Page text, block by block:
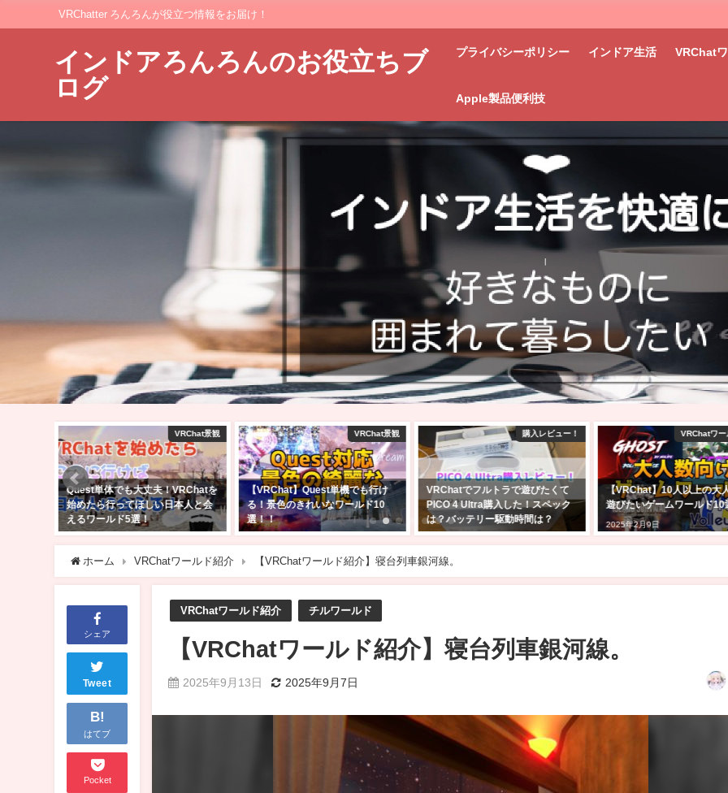
VRChatter ろんろんが役立つ情報をお届け！
インドアろんろんのお役立ちブ
ログ
プライバシーポリシー インドア生活 VRChat
Apple製品便利技
VRChat景観
【VRChat】Quest単機でも行け
る！景色のきれいなワールド10
選！！
購入レビュー！
VRChatでフルトラで遊びたくて
PICO 4 Ultra購入した！スペック
は？バッテリー駆動時間は？
VRChatワールド紹介
【VRChat】10人以上の大人数で
遊びたいゲームワールド10選！！
2025年2月9日
VRChat ワ
VRChatで自分のワールド
う！アバターのアップロー
きる方向け！【Unity2022
ホーム VRChatワールド紹介 【VRChatワールド紹介】寝台列車銀河線。
シェア
Tweet
B!
はてブ
Pocket
VRChatワールド紹介 チルワールド
【VRChatワールド紹介】寝台列車銀河線。
2025年9月13日 2025年9月7日